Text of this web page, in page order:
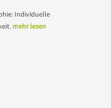
Individuelle
mehr lesen